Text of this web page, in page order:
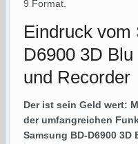
9 Format.
Eindruck vom
D6900 3D
und Recorder
Der ist sein Geld wert:
der umfangreichen
Samsung BD-D6900 3D